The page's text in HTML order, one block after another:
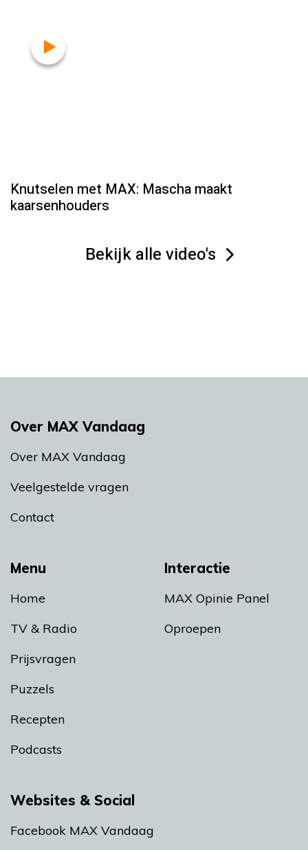
Knutselen met MAX: Mascha maakt
kaarsenhouders
Bekijk alle video's
Menu
Home
TV & Radio
Prijsvragen
Puzzels
Recepten
Podcasts
Interactie
MAX Opinie Panel
Oproepen
Over MAX Vandaag
Over MAX Vandaag
Veelgestelde vragen
Contact
Websites & Social
Facebook MAX Vandaag